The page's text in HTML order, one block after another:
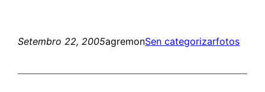
Setembro 22, 2005agremonSen categorizarfotos